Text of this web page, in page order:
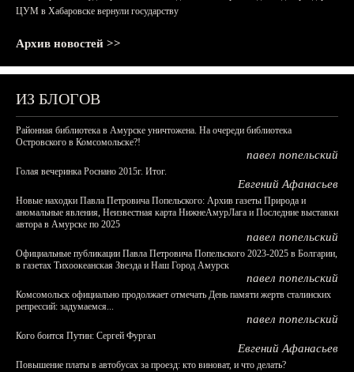
ЦУМ в Хабаровске вернули государству
Архив новостей >>
ИЗ БЛОГОВ
Районная библиотека в Амурске уничтожена. На очереди библиотека
Островского в Комсомольске?!
павел попельский
Голая вечеринка Роснано 2015г. Итог.
Евгений Афанасьев
Новые находки Павла Петровича Попельского: Архив газеты Природа и
аномальные явления, Неизвестная карта НижнеАмурЛага и Последние выставки
автора в Амурске по 2025
павел попельский
Официальные публикации Павла Петровича Попельского 2023-2025 в Болгарии,
в газетах Тихоокеанская Звезда и Наш Город Амурск
павел попельский
Комсомольск официально продолжает отмечать День памяти жертв сталинских
репрессий: задумаемся...
павел попельский
Кого боится Путин: Сергей Фургал
Евгений Афанасьев
Повышение платы в автобусах за проезд: кто виноват, и что делать?